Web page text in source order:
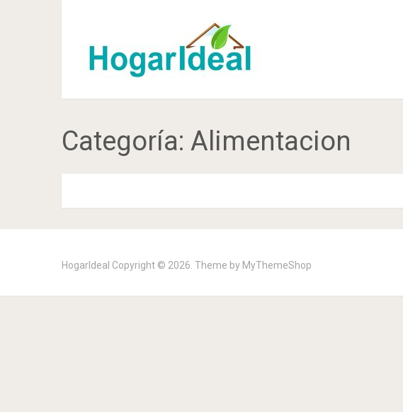
Categoría: Alimentacion
HogarIdeal Copyright © 2026. Theme by MyThemeShop